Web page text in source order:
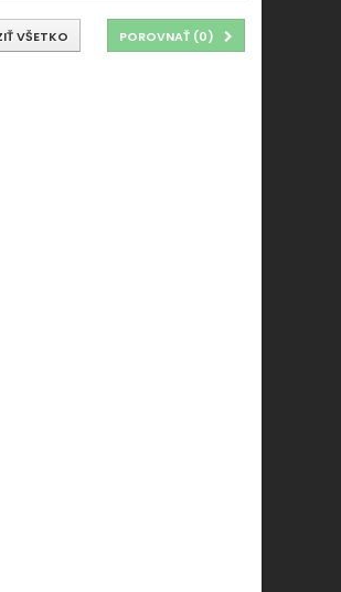
POROVNAŤ (0)
VŠETKO